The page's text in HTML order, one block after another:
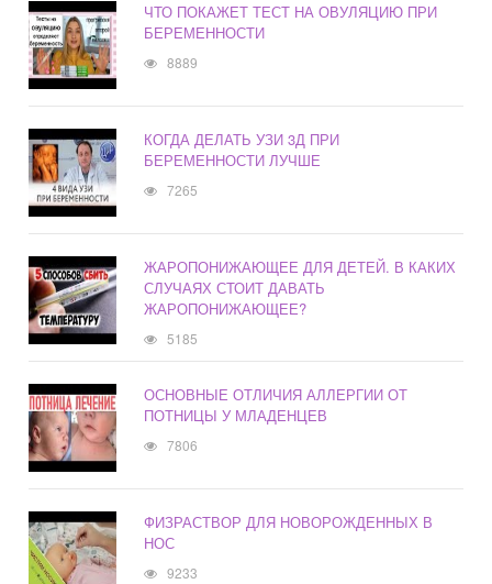
ЧТО ПОКАЖЕТ ТЕСТ НА ОВУЛЯЦИЮ ПРИ
БЕРЕМЕННОСТИ
8889
КОГДА ДЕЛАТЬ УЗИ 3Д ПРИ
БЕРЕМЕННОСТИ ЛУЧШЕ
7265
ЖАРОПОНИЖАЮЩЕЕ ДЛЯ ДЕТЕЙ. В КАКИХ
СЛУЧАЯХ СТОИТ ДАВАТЬ
ЖАРОПОНИЖАЮЩЕЕ?
5185
ОСНОВНЫЕ ОТЛИЧИЯ АЛЛЕРГИИ ОТ
ПОТНИЦЫ У МЛАДЕНЦЕВ
7806
ФИЗРАСТВОР ДЛЯ НОВОРОЖДЕННЫХ В
НОС
9233